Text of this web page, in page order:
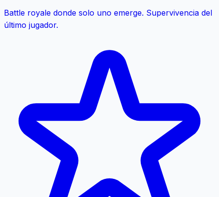
Battle royale donde solo uno emerge. Supervivencia del
último jugador.